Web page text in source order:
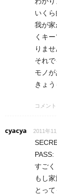
いく
我が
くキ
りませ
それ
モノ
きょ
コメント
cyacya 2011年
PASS:
すご
もし
とって